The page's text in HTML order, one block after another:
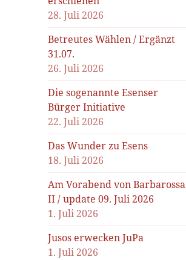
28. Juli 2026
Betreutes Wählen / Ergänzt
31.07.
26. Juli 2026
Die sogenannte Esenser
Bürger Initiative
22. Juli 2026
Das Wunder zu Esens
18. Juli 2026
Am Vorabend von Barbarossa
II / update 09. Juli 2026
1. Juli 2026
Jusos erwecken JuPa
1. Juli 2026